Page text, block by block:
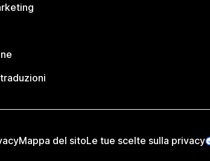
Mappa del sitoLe tue scelte sulla privacy